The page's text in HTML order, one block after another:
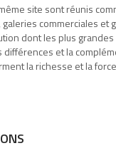
site sont réunis
commerciales et
dont les plus
différences et la
la richesse et la